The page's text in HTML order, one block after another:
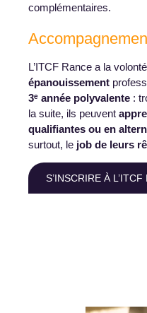
complémentaires.
L’ITCF Rance a la volonté
épanouissement
3ᵉ année polyvalente :
la suite, ils peuvent
qualifiantes ou en
surtout, le job de leurs
S’INSCRIRE À L’ITCF